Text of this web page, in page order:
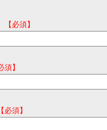
【必須】
須】
【必須】